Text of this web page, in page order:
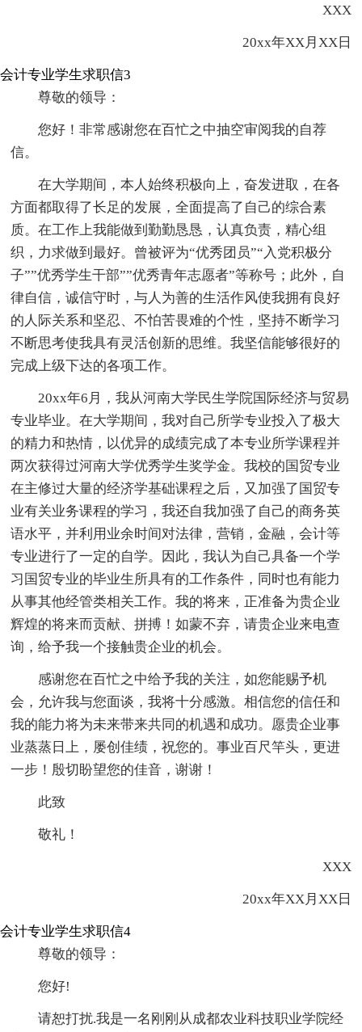
XXX
20xx年XX月XX日
会计专业学生求职信3
尊敬的领导：
您好！非常感谢您在百忙之中抽空审阅我的自荐
信。
在大学期间，本人始终积极向上，奋发进取，在各
方面都取得了长足的发展，全面提高了自己的综合素
质。在工作上我能做到勤勤恳恳，认真负责，精心组
织，力求做到最好。曾被评为“优秀团员”“入党积极分
子””优秀学生干部””优秀青年志愿者”等称号；此外，自
律自信，诚信守时，与人为善的生活作风使我拥有良好
的人际关系和坚忍、不怕苦畏难的个性，坚持不断学习
不断思考使我具有灵活创新的思维。我坚信能够很好的
完成上级下达的各项工作。
20xx年6月，我从河南大学民生学院国际经济与贸易
专业毕业。在大学期间，我对自己所学专业投入了极大
的精力和热情，以优异的成绩完成了本专业所学课程并
两次获得过河南大学优秀学生奖学金。我校的国贸专业
在主修过大量的经济学基础课程之后，又加强了国贸专
业有关业务课程的学习，我还自我加强了自己的商务英
语水平，并利用业余时间对法律，营销，金融，会计等
专业进行了一定的自学。因此，我认为自己具备一个学
习国贸专业的毕业生所具有的工作条件，同时也有能力
从事其他经管类相关工作。我的将来，正准备为贵企业
辉煌的将来而贡献、拼搏！如蒙不弃，请贵企业来电查
询，给予我一个接触贵企业的机会。
感谢您在百忙之中给予我的关注，如您能赐予机
会，允许我与您面谈，我将十分感激。相信您的信任和
我的能力将为未来带来共同的机遇和成功。愿贵企业事
业蒸蒸日上，屡创佳绩，祝您的。事业百尺竿头，更进
一步！殷切盼望您的佳音，谢谢！
此致
敬礼！
XXX
20xx年XX月XX日
会计专业学生求职信4
尊敬的领导：
您好!
请恕打扰.我是一名刚刚从成都农业科技职业学院经